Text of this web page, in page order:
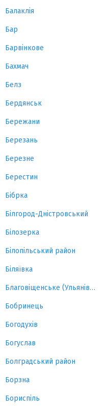
Балаклія
Бар
Барвінкове
Бахмач
Белз
Бердянськ
Бережани
Березань
Березне
Берестин
Бібрка
Білгород-Дністровський
Білозерка
Білопільський район
Біляївка
Благовіщенське (Ульянівка)
Бобринець
Богодухів
Богуслав
Болградський район
Борзна
Бориспіль